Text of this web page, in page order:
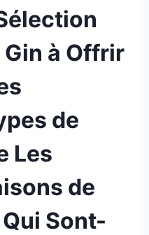
à Offrir
de
Les
de
Sont-